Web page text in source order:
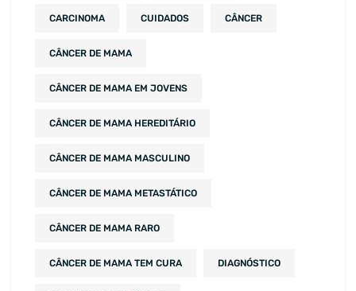
CARCINOMA CUIDADOS CÂNCER
CÂNCER DE MAMA
CÂNCER DE MAMA EM JOVENS
CÂNCER DE MAMA HEREDITÁRIO
CÂNCER DE MAMA MASCULINO
CÂNCER DE MAMA METASTÁTICO
CÂNCER DE MAMA RARO
CÂNCER DE MAMA TEM CURA DIAGNÓSTICO